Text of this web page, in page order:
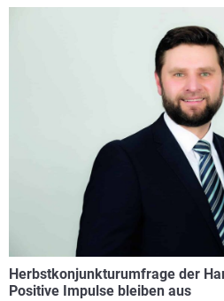
Herbstkonjunkturumfrage der
Positive Impulse bleiben aus